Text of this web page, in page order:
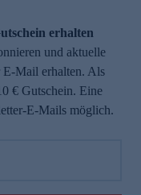
erhalten
und aktuelle
E-Mail erhalten. Als
€ Gutschein. Eine
E-Mails möglich.